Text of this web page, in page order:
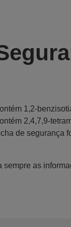
1,2-
2,4,7,9-
de segurança
sempre as